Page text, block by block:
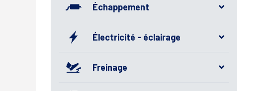
Échappement
Électricité - éclairage
Freinage